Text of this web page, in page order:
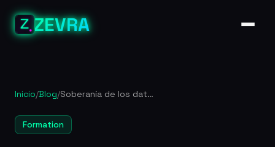
ZEVRA
Inicio/Blog/ Soberanía de los datos: definición y desafíos para los abogados
Formation